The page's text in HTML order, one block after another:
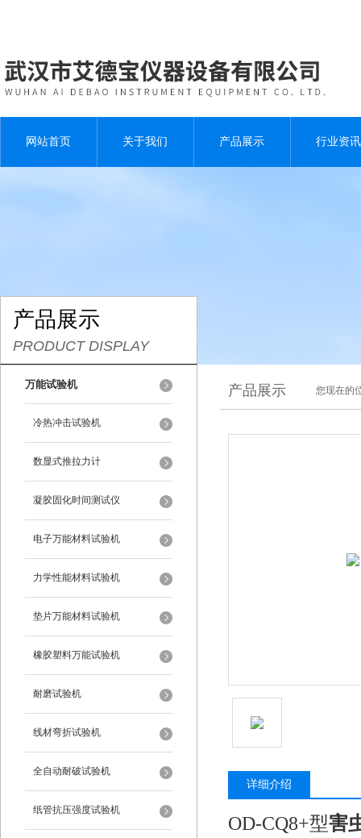
网站首页 关于我们 产品展示 行业资讯
产品展示
PRODUCT DISPLAY
万能试验机
冷热冲击试验机
数显式推拉力计
凝胶固化时间测试仪
电子万能材料试验机
力学性能材料试验机
垫片万能材料试验机
橡胶塑料万能试验机
耐磨试验机
线材弯折试验机
全自动耐破试验机
纸管抗压强度试验机
产品展示 您现在的
详细介绍
OD-CQ8+型害